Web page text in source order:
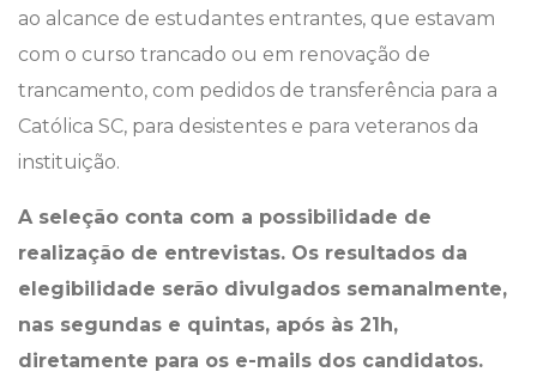
ao alcance de estudantes entrantes, que estavam
com o curso trancado ou em renovação de
trancamento, com pedidos de transferência para a
Católica SC, para desistentes e para veteranos da
instituição.
A seleção conta com a possibilidade de
realização de entrevistas. Os resultados da
elegibilidade serão divulgados semanalmente,
nas segundas e quintas, após às 21h,
diretamente para os e-mails dos candidatos.